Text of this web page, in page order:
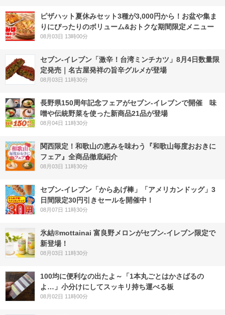
ピザハット夏休みセット3種が3,000円から！お盆や集ま
りにぴったりのボリューム&おトクな期間限定メニュー
08月03日 13時00分
セブン-イレブン「激辛！台湾ミンチカツ」8月4日数量限
定発売｜名古屋発祥の旨辛グルメが登場
08月03日 11時30分
長野県150周年記念フェアがセブン-イレブンで開催 味
噌や伝統野菜を使った新商品21品が登場
08月04日 11時30分
関西限定！和歌山の恵みを味わう『和歌山毎度おおきに
フェア』全商品徹底紹介
08月03日 11時30分
セブン‐イレブン「からあげ棒」「アメリカンドッグ」3
日間限定30円引きセールを開催中！
08月07日 11時30分
氷結®mottainai 富良野メロンがセブン‐イレブン限定で
新登場！
08月03日 11時30分
100均に便利なの出たよ～「1本丸ごとはかさばるの
よ…」小分けにしてスッキリ持ち運べる板
08月02日 11時00分